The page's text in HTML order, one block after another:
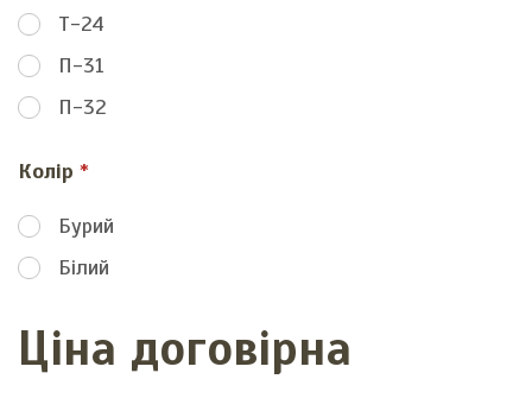
Т-24
П-31
П-32
Колір
Бурий
Білий
Ціна договірна